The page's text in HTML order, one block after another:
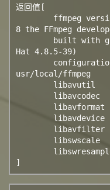
返回值[
8 the FFmpeg
Hat 4.8.5-39)
usr/local/ffmpeg
]